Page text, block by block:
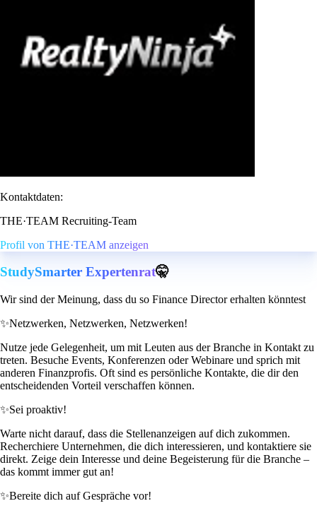
Kontaktdaten:
THE·TEAM Recruiting-Team
Profil von THE·TEAM anzeigen
StudySmarter Expertenrat🤫
Wir sind der Meinung, dass du so Finance Director erhalten könntest
✨Netzwerken, Netzwerken, Netzwerken!
Nutze jede Gelegenheit, um mit Leuten aus der Branche in Kontakt zu
treten. Besuche Events, Konferenzen oder Webinare und sprich mit
anderen Finanzprofis. Oft sind es persönliche Kontakte, die dir den
entscheidenden Vorteil verschaffen können.
✨Sei proaktiv!
Warte nicht darauf, dass die Stellenanzeigen auf dich zukommen.
Recherchiere Unternehmen, die dich interessieren, und kontaktiere sie
direkt. Zeige dein Interesse und deine Begeisterung für die Branche –
das kommt immer gut an!
✨Bereite dich auf Gespräche vor!